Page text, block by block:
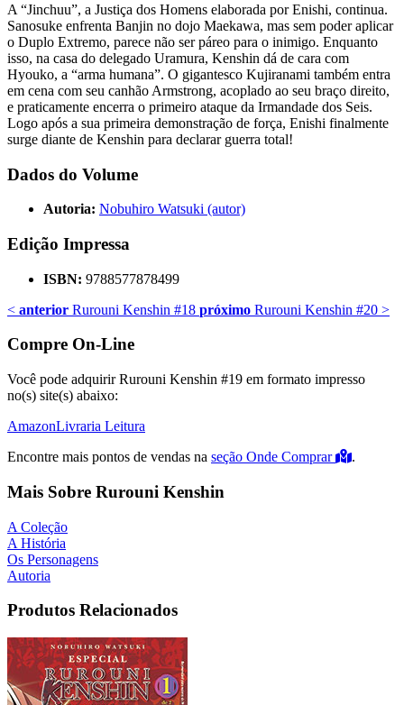
A “Jinchuu”, a Justiça dos Homens elaborada por Enishi, continua.
Sanosuke enfrenta Banjin no dojo Maekawa, mas sem poder aplicar
o Duplo Extremo, parece não ser páreo para o inimigo. Enquanto
isso, na casa do delegado Uramura, Kenshin dá de cara com
Hyouko, a “arma humana”. O gigantesco Kujiranami também entra
em cena com seu canhão Armstrong, acoplado ao seu braço direito,
e praticamente encerra o primeiro ataque da Irmandade dos Seis.
Logo após a sua primeira demonstração de força, Enishi finalmente
surge diante de Kenshin para declarar guerra total!
Dados do Volume
Autoria: Nobuhiro Watsuki (autor)
Edição Impressa
ISBN: 9788577878499
< anterior Rurouni Kenshin #18 próximo Rurouni Kenshin #20 >
Compre On-Line
Você pode adquirir Rurouni Kenshin #19 em formato impresso
no(s) site(s) abaixo:
AmazonLivraria Leitura
Encontre mais pontos de vendas na seção Onde Comprar .
Mais Sobre Rurouni Kenshin
A Coleção
A História
Os Personagens
Autoria
Produtos Relacionados